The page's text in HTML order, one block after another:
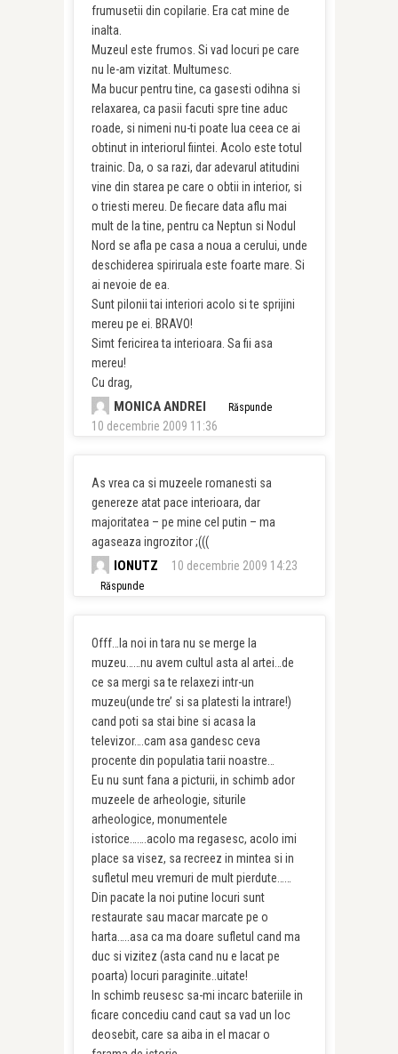
frumusetii din copilarie. Era cat mine de
inalta.
Muzeul este frumos. Si vad locuri pe care
nu le-am vizitat. Multumesc.
Ma bucur pentru tine, ca gasesti odihna si
relaxarea, ca pasii facuti spre tine aduc
roade, si nimeni nu-ti poate lua ceea ce ai
obtinut in interiorul fiintei. Acolo este totul
trainic. Da, o sa razi, dar adevarul atitudini
vine din starea pe care o obtii in interior, si
o triesti mereu. De fiecare data aflu mai
mult de la tine, pentru ca Neptun si Nodul
Nord se afla pe casa a noua a cerului, unde
deschiderea spiriruala este foarte mare. Si
ai nevoie de ea.
Sunt pilonii tai interiori acolo si te sprijini
mereu pe ei. BRAVO!
Simt fericirea ta interioara. Sa fii asa
mereu!
Cu drag,
MONICA ANDREI
10 decembrie 2009 11:36
Răspunde
As vrea ca si muzeele romanesti sa
genereze atat pace interioara, dar
majoritatea – pe mine cel putin – ma
agaseaza ingrozitor ;(((
IONUTZ 10 decembrie 2009 14:23
Răspunde
Offf…la noi in tara nu se merge la
muzeu……nu avem cultul asta al artei…de
ce sa mergi sa te relaxezi intr-un
muzeu(unde tre’ si sa platesti la intrare!)
cand poti sa stai bine si acasa la
televizor….cam asa gandesc ceva
procente din populatia tarii noastre…
Eu nu sunt fana a picturii, in schimb ador
muzeele de arheologie, siturile
arheologice, monumentele
istorice…….acolo ma regasesc, acolo imi
place sa visez, sa recreez in mintea si in
sufletul meu vremuri de mult pierdute……
Din pacate la noi putine locuri sunt
restaurate sau macar marcate pe o
harta…..asa ca ma doare sufletul cand ma
duc si vizitez (asta cand nu e lacat pe
poarta) locuri paraginite..uitate!
In schimb reusesc sa-mi incarc bateriile in
ficare concediu cand caut sa vad un loc
deosebit, care sa aiba in el macar o